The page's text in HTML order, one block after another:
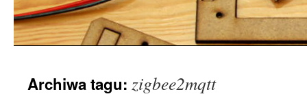
doArchiwa tagu: zigbee2mqtt